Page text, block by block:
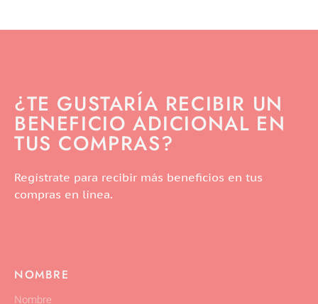
¿TE GUSTARÍA RECIBIR UN
BENEFICIO ADICIONAL EN
TUS COMPRAS?
Regístrate para recibir más beneficios en tus
compras en línea.
NOMBRE